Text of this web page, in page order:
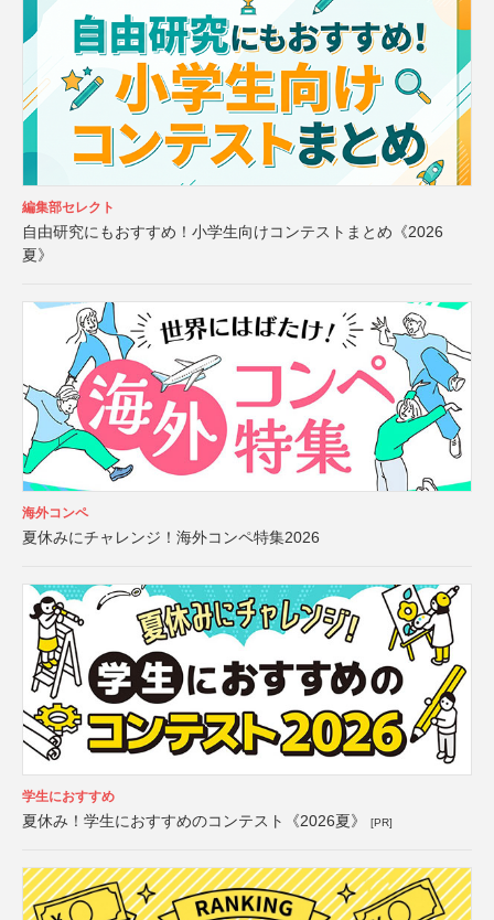
編集部セレクト
自由研究にもおすすめ！小学生向けコンテストまとめ《2026
夏》
海外コンペ
夏休みにチャレンジ！海外コンペ特集2026
学生におすすめ
夏休み！学生におすすめのコンテスト《2026夏》 [PR]